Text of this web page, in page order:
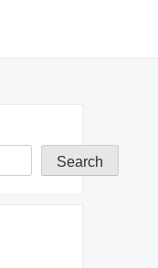
Search